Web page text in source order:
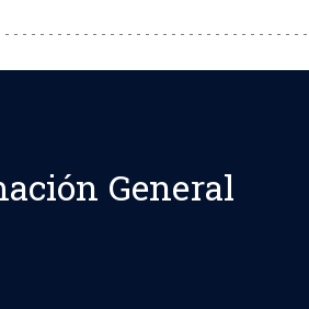
General